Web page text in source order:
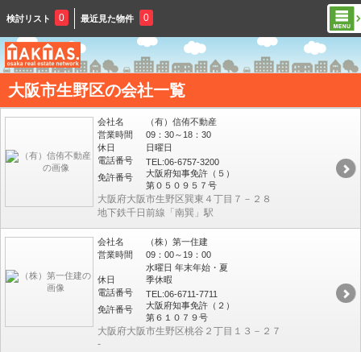
検討リスト 0 最近見た物件 0
大阪市生野区の会社一覧
会社名
（有）信侑不動産
営業時間
09：30～18：30
休日
日曜日
電話番号
TEL:06-6757-3200
免許番号
大阪府知事免許（５）
第０５０９５７号
大阪府大阪市生野区巽東４丁目７－２８
地下鉄千日前線「南巽」駅
会社名
（株）第一住建
営業時間
09：00～19：00
休日
水曜日 年末年始・夏
季休暇
電話番号
TEL:06-6711-7711
免許番号
大阪府知事免許（２）
第６１０７９号
大阪府大阪市生野区桃谷２丁目１３－２７
-